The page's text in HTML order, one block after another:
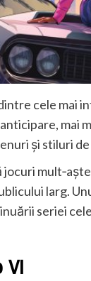
cele mai
mai
și stiluri de
jocuri
larg.
seriei
VI